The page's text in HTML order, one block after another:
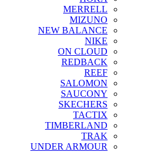
MERRELL
MIZUNO
NEW BALANCE
NIKE
ON CLOUD
REDBACK
REEF
SALOMON
SAUCONY
SKECHERS
TACTIX
TIMBERLAND
TRAK
UNDER ARMOUR